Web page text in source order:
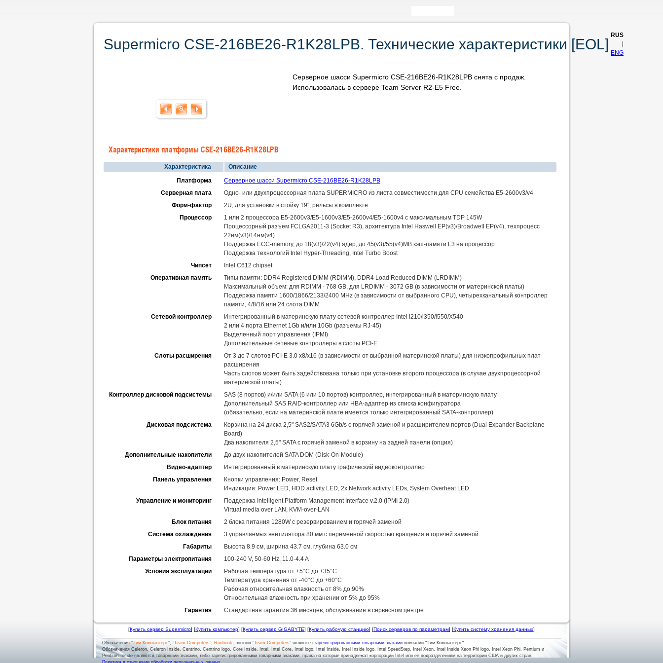
Supermicro CSE-216BE26-R1K28LPB. Технические характеристики [EOL]
RUS
ENG
Серверное шасси Supermicro CSE-216BE26-R1K28LPB снята с продаж.
Использовалась в сервере Team Server R2-E5 Free.
Характеристики платформы CSE-216BE26-R1K28LPB
Характеристика
Описание
Платформа
Серверное шасси Supermicro CSE-216BE26-R1K28LPB
Серверная плата
Одно- или двухпроцессорная плата SUPERMICRO из листа совместимости для CPU семейства E5-2600v3/v4
Форм-фактор
2U, для установки в стойку 19", рельсы в комплекте
Процессор
1 или 2 процессора E5-2600v3/E5-1600v3/E5-2600v4/E5-1600v4 с максимальным TDP 145W
Процессорный разъем FCLGA2011-3 (Socket R3), архитектура Intel Haswell EP(v3)/Broadwell EP(v4), техпроцесс
22нм(v3)/14нм(v4)
Поддержка ECC-memory, до 18(v3)/22(v4) ядер, до 45(v3)/55(v4)MB кэш-памяти L3 на процессор
Поддержка технологий Intel Hyper-Threading, Intel Turbo Boost
Чипсет
Intel C612 chipset
Оперативная память
Типы памяти: DDR4 Registered DIMM (RDIMM), DDR4 Load Reduced DIMM (LRDIMM)
Максимальный объем: для RDIMM - 768 GB, для LRDIMM - 3072 GB (в зависимости от материнской платы)
Поддержка памяти 1600/1866/2133/2400 MHz (в зависимости от выбранного CPU), четырехканальный контроллер
памяти, 4/8/16 или 24 слота DIMM
Сетевой контроллер
Интегрированный в материнскую плату сетевой контроллер Intel i210/i350/i550/X540
2 или 4 порта Ethernet 1Gb и/или 10Gb (разъемы RJ-45)
Выделенный порт управления (IPMI)
Дополнительные сетевые контроллеры в слоты PCI-E
Слоты расширения
От 3 до 7 слотов PCI-E 3.0 x8/x16 (в зависимости от выбранной материнской платы) для низкопрофильных плат
расширения
Часть слотов может быть задействована только при установке второго процессора (в случае двухпроцессорной
материнской платы)
Контроллер дисковой подсистемы
SAS (8 портов) и/или SATA (6 или 10 портов) контроллер, интегрированный в материнскую плату
Дополнительный SAS RAID-контроллер или HBA-адаптер из списка конфигуратора
(обязательно, если на материнской плате имеется только интегрированный SATA-контроллер)
Дисковая подсистема
Корзина на 24 диска 2,5" SAS2/SATA3 6Gb/s с горячей заменой и расширителем портов (Dual Expander Backplane
Board)
Два накопителя 2,5" SATA с горячей заменой в корзину на задней панели (опция)
Дополнительные накопители
До двух накопителей SATA DOM (Disk-On-Module)
Видео-адаптер
Интегрированный в материнскую плату графический видеоконтроллер
Панель управления
Кнопки управления: Power, Reset
Индикация: Power LED, HDD activity LED, 2x Network activity LEDs, System Overheat LED
Управление и мониторинг
Поддержка Intelligent Platform Management Interface v.2.0 (IPMI 2.0)
Virtual media over LAN, KVM-over-LAN
Блок питания
2 блока питания 1280W с резервированием и горячей заменой
Система охлаждения
3 управляемых вентилятора 80 мм с переменной скоростью вращения и горячей заменой
Габариты
Высота 8.9 см, ширина 43.7 см, глубина 63.0 см
Параметры электропитания
100-240 V, 50-60 Hz, 11.0-4.4 A
Условия эксплуатации
Рабочая температура от +5°C до +35°C
Температура хранения от -40°C до +60°C
Рабочая относительная влажность от 8% до 90%
Относительная влажность при хранении от 5% до 95%
Гарантия
Стандартная гарантия 36 месяцев, обслуживание в сервисном центре
[Купить сервер Supermicro] [Купить компьютер] [Купить сервер GIGABYTE] [Купить рабочую станцию] [Поиск серверов по параметрам] [Купить систему хранения данных]
Обозначения"Тим Компьютерс", "Team Computers", Runbook, логотип "Team Computers"являются зарегистрированными товарными знакамикомпании "Тим Компьютерс".
Обозначения Celeron, Celeron Inside, Centrino, Centrino logo, Core Inside, Intel, Intel Core, Intel logo, Intel Inside, Intel Inside logo, Intel SpeedStep, Intel Xeon, Intel Inside Xeon Phi logo, Intel Xeon Phi, Pentium и
Pentium Inside являются товарными знаками, либо зарегистрированными товарными знаками, права на которые принадлежат корпорации Intel или ее подразделениям на территории США и других стран.
Политика в отношении обработки персональных данных